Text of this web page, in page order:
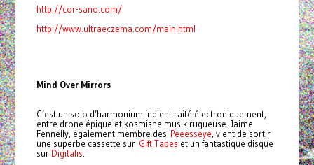
http://cor-sano.com/
http://www.ultraeczema.com/main.html
Mind Over Mirrors
C’est un solo d’harmonium indien traité électroniquement,
entre drone épique et kosmishe musik rugueuse. Jaime
Fennelly, également membre des Peeesseye, vient de sortir
une superbe cassette sur Gift Tapes et un fantastique disque
sur Digitalis.